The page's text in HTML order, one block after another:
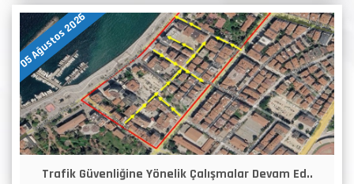
05 Ağustos 2026
Trafik Güvenliğine Yönelik Çalışmalar Devam Ed..